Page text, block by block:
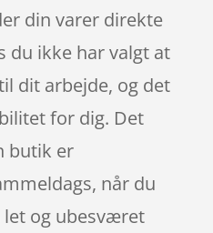
din varer direkte
du ikke har valgt at
dit arbejde, og det
for dig. Det
butik er
når du
let og ubesværet